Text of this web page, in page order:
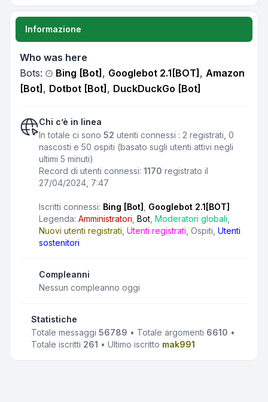
Informazione
Who was here
Bots:
Bing [Bot] , Googlebot 2.1[BOT] , Amazon
[Bot] , Dotbot [Bot] , DuckDuckGo [Bot]
Chi c’è in linea
In totale ci sono 52 utenti connessi : 2 registrati, 0
nascosti e 50 ospiti (basato sugli utenti attivi negli
ultimi 5 minuti)
Record di utenti connessi: 1170 registrato il
27/04/2024, 7:47
Iscritti connessi: Bing [Bot] , Googlebot 2.1[BOT]
Legenda: Amministratori, Bot, Moderatori globali,
Nuovi utenti registrati, Utenti registrati, Ospiti, Utenti
sostenitori
Compleanni
Nessun compleanno oggi
Statistiche
Totale messaggi 56789 • Totale argomenti 6610 •
Totale iscritti 261 • Ultimo iscritto mak991